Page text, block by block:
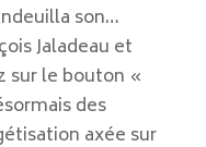
son…
Jaladeau et
sur le bouton «
des
axée sur